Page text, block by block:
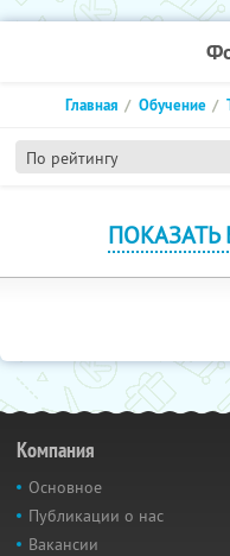
По рейтингу
Главная Обучение
Компания
Основное
Публикации о нас
Вакансии